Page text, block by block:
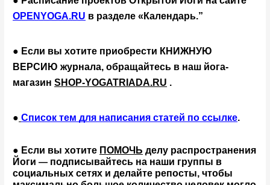
OPENYOGA.RU в разделе «Календарь.”
● Если вы хотите приобрести КНИЖНУЮ
ВЕРСИЮ журнала, обращайтесь в наш йога-
магазин SHOP-YOGATRIADA.RU .
● Список тем для написания статей по ссылке.
● Если вы хотите ПОМОЧЬ делу распространения
Йоги — подписывайтесь на наши группы в
социальных сетях и делайте репосты, чтобы